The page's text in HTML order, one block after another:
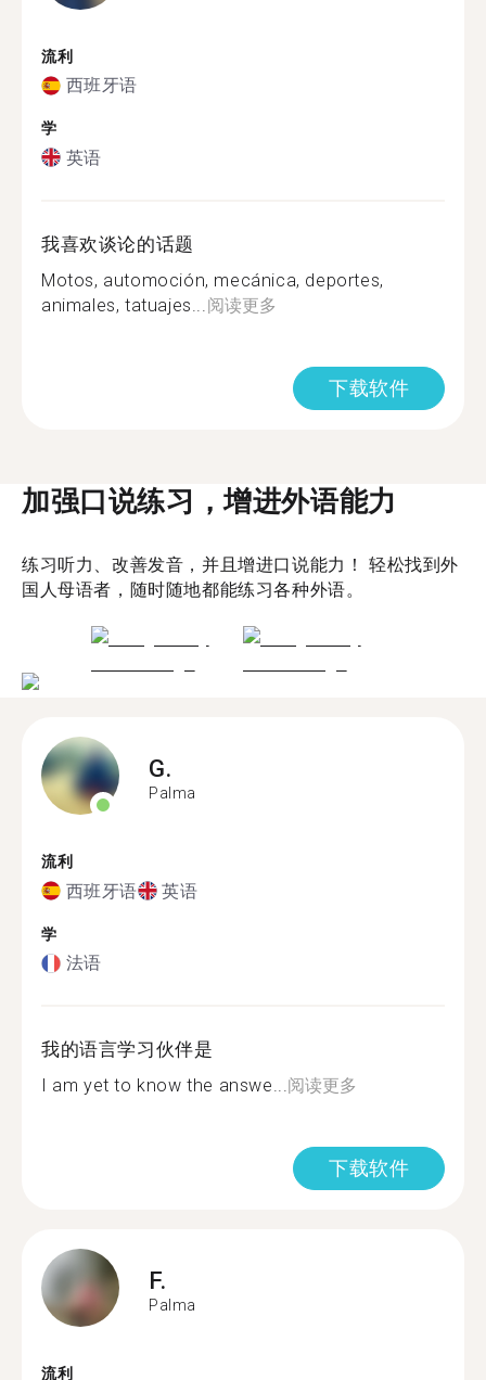
流利
西班牙语
学
英语
我喜欢谈论的话题
Motos, automoción, mecánica, deportes,
animales, tatuajes... 阅读更多
下载软件
加强口说练习，增进外语能力
练习听力、改善发音，并且增进口说能力！ 轻松找到外
国人母语者，随时随地都能练习各种外语。
G.
Palma
流利
西班牙语 英语
学
法语
我的语言学习伙伴是
I am yet to know the answe...阅读更多
下载软件
F.
Palma
流利